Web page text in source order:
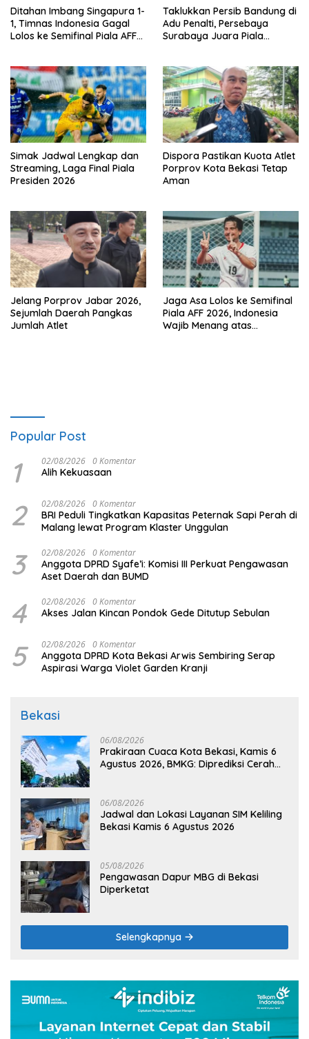
Ditahan Imbang Singapura 1-
1, Timnas Indonesia Gagal
Lolos ke Semifinal Piala AFF
Taklukkan Persib Bandung di
Adu Penalti, Persebaya
Surabaya Juara Piala
Simak Jadwal Lengkap dan
Streaming, Laga Final Piala
Presiden 2026
Dispora Pastikan Kuota Atlet
Porprov Kota Bekasi Tetap
Aman
Jelang Porprov Jabar 2026,
Sejumlah Daerah Pangkas
Jumlah Atlet
Jaga Asa Lolos ke Semifinal
Piala AFF 2026, Indonesia
Wajib Menang atas
Popular Post
1 02/08/2026 0 Komentar
Alih Kekuasaan
2 02/08/2026 0 Komentar
BRI Peduli Tingkatkan Kapasitas Peternak Sapi Perah di
Malang lewat Program Klaster Unggulan
3 02/08/2026 0 Komentar
Anggota DPRD Syafe’i: Komisi III Perkuat Pengawasan
Aset Daerah dan BUMD
4 02/08/2026 0 Komentar
Akses Jalan Kincan Pondok Gede Ditutup Sebulan
5 02/08/2026 0 Komentar
Anggota DPRD Kota Bekasi Arwis Sembiring Serap
Aspirasi Warga Violet Garden Kranji
Bekasi
06/08/2026
Prakiraan Cuaca Kota Bekasi, Kamis 6
Agustus 2026, BMKG: Diprediksi Cerah
06/08/2026
Jadwal dan Lokasi Layanan SIM Keliling
Bekasi Kamis 6 Agustus 2026
05/08/2026
Pengawasan Dapur MBG di Bekasi
Diperketat
Selengkapnya